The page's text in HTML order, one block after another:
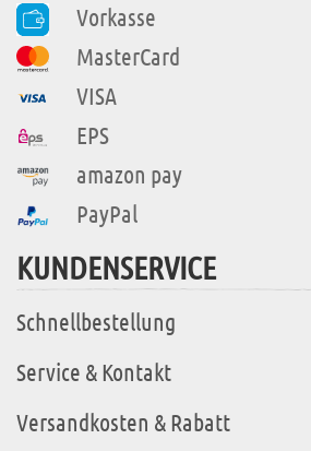
Vorkasse
MasterCard
VISA
EPS
amazon pay
PayPal
KUNDENSERVICE
Schnellbestellung
Service & Kontakt
Versandkosten & Rabatt